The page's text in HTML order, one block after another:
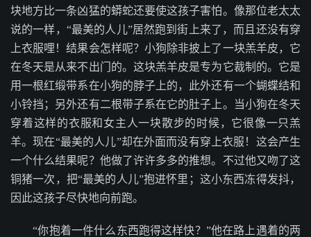
块地方比一条凶猛的蟒蛇还要使这孩子害怕。像那位老太太
说的一样，“最美的人儿”居然跑到街上来了，而且还没有穿
上衣服哩！结果会怎样呢？小狗除非披上了一块羔羊皮，它
在冬天是从来不出门的。这块羔羊皮是专为它裁制的。它是
用一根红缎带系在小狗的脖子上的，此外还有一个蝴蝶结和
小铃挡；另外还有二根带子系在它的肚子上。当小狗在冬天
穿着这样的衣服和女主人一块散步的时候，它很像一只羔
羊。现在“最美的人儿”却在外面而没有穿上衣服！这会产生
一个什么结果呢？他做了许许多多的推想。不过他又吻了这
铜猪一次，把“最美的人儿”抱进怀里；这小东西冻得发抖，
因此这孩子尽快地向前跑。
“你抱着一件什么东西跑得这样快？”他在路上遇着的两